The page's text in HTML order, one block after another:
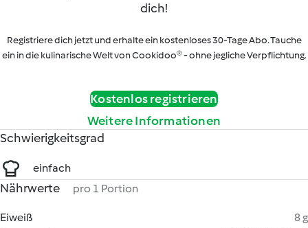
dich!
Registriere dich jetzt und erhalte ein kostenloses 30-Tage Abo. Tauche
ein in die kulinarische Welt von Cookidoo® - ohne jegliche Verpflichtung.
Kostenlos registrieren
Weitere Informationen
Schwierigkeitsgrad
einfach
Nährwerte pro 1 Portion
Eiweiß
8 g